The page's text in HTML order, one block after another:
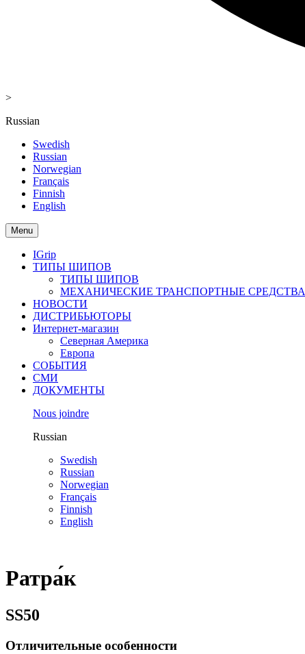
>
Russian
Swedish
Russian
Norwegian
Français
Finnish
English
Menu
IGrip
ТИПЫ ШИПОВ
ТИПЫ ШИПОВ
МЕХАНИЧЕСКИЕ ТРАНСПОРТНЫЕ СРЕДСТВА
НОВОСТИ
ДИСТРИБЬЮТОРЫ
Интернет-магазин
Северная Америка
Европа
СОБЫТИЯ
СМИ
ДОКУМЕНТЫ
Nous joindre
Russian
Swedish
Russian
Norwegian
Français
Finnish
English
Ратра́к
SS50
Отличительные особенности